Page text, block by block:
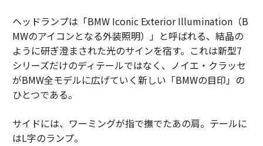
ヘッドランプは「BMW Iconic Exterior Illumination（B
MWのアイコンとなる外装照明）」と呼ばれる、結晶の
ように研ぎ澄まされた光のサインを宿す。これは新型7
シリーズだけのディテールではなく、ノイエ・クラッセ
がBMW全モデルに広げていく新しい「BMWの目印」の
ひとつである。
サイドには、ワーミングが指で撫でたあの肩。テールに
はL字のランプ。